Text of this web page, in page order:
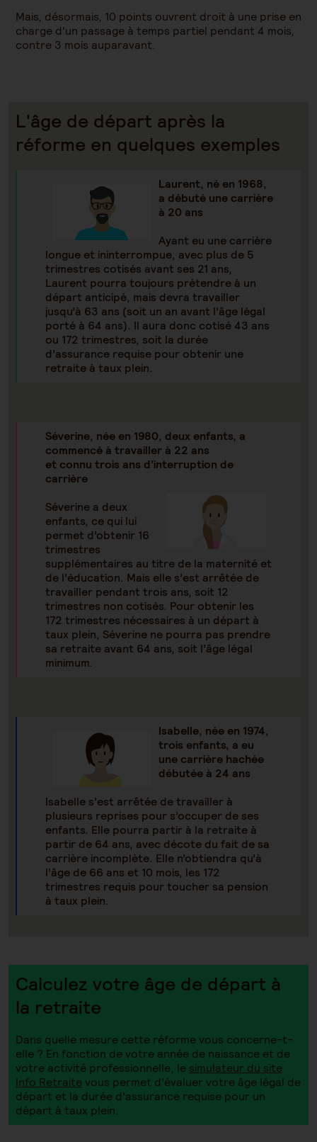
Mais, désormais, 10 points ouvrent droit à une prise en
charge d'un passage à temps partiel pendant 4 mois,
contre 3 mois auparavant.
L'âge de départ après la
réforme en quelques exemples
Laurent, né en 1968,
a débuté une carrière
à 20 ans
Ayant eu une carrière
longue et ininterrompue, avec plus de 5
trimestres cotisés avant ses 21 ans,
Laurent pourra toujours prétendre à un
départ anticipé, mais devra travailler
jusqu’à 63 ans (soit un an avant l’âge légal
porté à 64 ans). Il aura donc cotisé 43 ans
ou 172 trimestres, soit la durée
d’assurance requise pour obtenir une
retraite à taux plein.
Séverine, née en 1980, deux enfants, a
commencé à travailler à 22 ans
et connu trois ans d’interruption de
carrière
Séverine a deux
enfants, ce qui lui
permet d’obtenir 16
trimestres
supplémentaires au titre de la maternité et
de l’éducation. Mais elle s’est arrêtée de
travailler pendant trois ans, soit 12
trimestres non cotisés. Pour obtenir les
172 trimestres nécessaires à un départ à
taux plein, Séverine ne pourra pas prendre
sa retraite avant 64 ans, soit l’âge légal
minimum.
Isabelle, née en 1974,
trois enfants, a eu
une carrière hachée
débutée à 24 ans
Isabelle s’est arrêtée de travailler à
plusieurs reprises pour s’occuper de ses
enfants. Elle pourra partir à la retraite à
partir de 64 ans, avec décote du fait de sa
carrière incomplète. Elle n’obtiendra qu’à
l’âge de 66 ans et 10 mois, les 172
trimestres requis pour toucher sa pension
à taux plein.
Calculez votre âge de départ à
la retraite
Dans quelle mesure cette réforme vous concerne-t-
elle ? En fonction de votre année de naissance et de
votre activité professionnelle, le simulateur du site
Info Retraitevous permet d’évaluer votre âge légal de
départ et la durée d'assurance requise pour un
départ à taux plein.